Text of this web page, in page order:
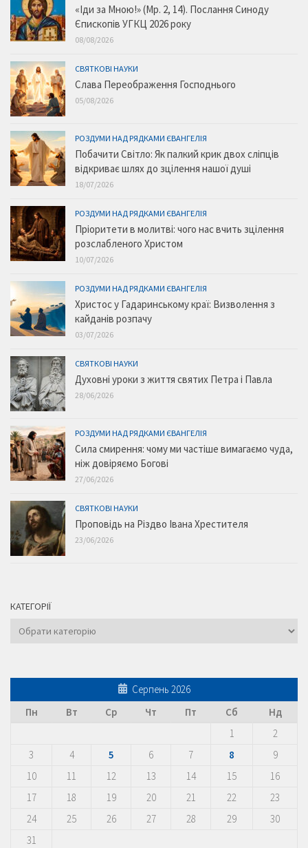
«Іди за Мною!» (Мр. 2, 14). Послання Синоду
Єпископів УГКЦ 2026 року
08/08/2026
СВЯТКОВІ НАУКИ
Слава Переображення Господнього
05/08/2026
РОЗДУМИ НАД РЯДКАМИ ЄВАНГЕЛІЯ
Побачити Світло: Як палкий крик двох сліпців
відкриває шлях до зцілення нашої душі
18/07/2026
РОЗДУМИ НАД РЯДКАМИ ЄВАНГЕЛІЯ
Пріоритети в молитві: чого нас вчить зцілення
розслабленого Христом
10/07/2026
РОЗДУМИ НАД РЯДКАМИ ЄВАНГЕЛІЯ
Христос у Гадаринському краї: Визволення з
кайданів розпачу
03/07/2026
СВЯТКОВІ НАУКИ
Духовні уроки з життя святих Петра і Павла
28/06/2026
РОЗДУМИ НАД РЯДКАМИ ЄВАНГЕЛІЯ
Сила смирення: чому ми частіше вимагаємо чуда,
ніж довіряємо Богові
27/06/2026
СВЯТКОВІ НАУКИ
Проповідь на Різдво Івана Хрестителя
23/06/2026
КАТЕГОРІЇ
Категорії
Серпень 2026
Пн
Вт Ср Чт Пт Сб
Нд
1
2
3
4 5 6 7 8
9
10
11 12 13 14 15
16
17
18 19 20 21 22
23
24
25 26 27 28 29
30
31